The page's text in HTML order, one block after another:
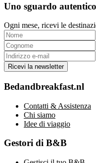
Uno sguardo
Ogni mese, ricevi le
Ricevi la newsletter
Bedandbreakfast.nl
Contatti & Assistenza
Chi siamo
Idee di viaggio
Gestori di B&B